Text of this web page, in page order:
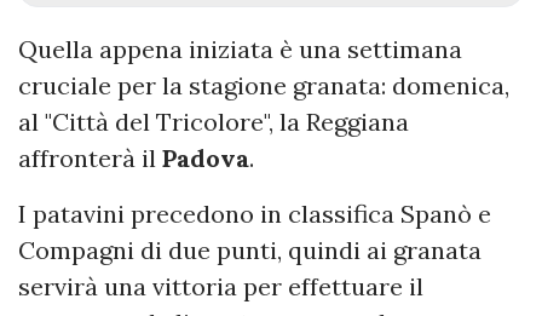
Quella appena iniziata è una settimana
cruciale per la stagione granata: domenica,
al "Città del Tricolore", la Reggiana
affronterà il Padova.
I patavini precedono in classifica Spanò e
Compagni di due punti, quindi ai granata
servirà una vittoria per effettuare il